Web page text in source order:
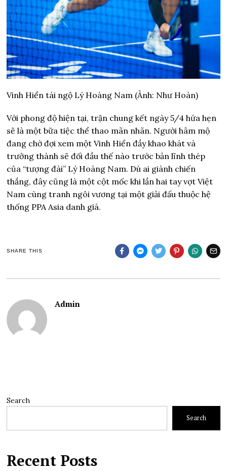
Vinh Hiển tái ngộ Lý Hoàng Nam (Ảnh: Như Hoàn)
Với phong độ hiện tại, trận chung kết ngày 5/4 hứa hẹn
sẽ là một bữa tiệc thể thao mãn nhãn. Người hâm mộ
đang chờ đợi xem một Vinh Hiển đầy khao khát và
trưởng thành sẽ đối đầu thế nào trước bản lĩnh thép
của “tượng đài” Lý Hoàng Nam. Dù ai giành chiến
thắng, đây cũng là một cột mốc khi lần hai tay vợt Việt
Nam cùng tranh ngôi vương tại một giải đấu thuộc hệ
thống PPA Asia danh giá.
SHARE THIS
Admin
Search
Search
Recent Posts